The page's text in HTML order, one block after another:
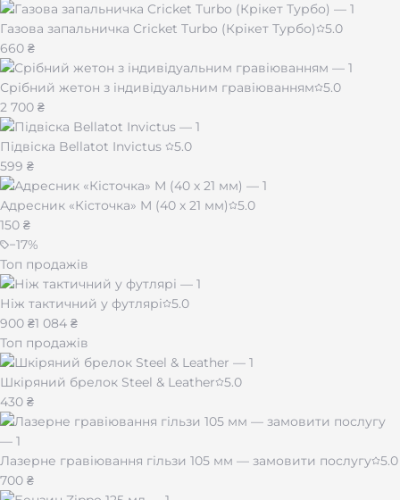
Газова запальничка Cricket Turbo (Крікет Турбо)
5.0
660 ₴
Срібний жетон з індивідуальним гравіюванням
5.0
2 700 ₴
Підвіска Bellatot Invictus
5.0
599 ₴
Адресник «Кісточка» M (40 х 21 мм)
5.0
150 ₴
−17%
Топ продажів
Ніж тактичний у футлярі
5.0
900 ₴1 084 ₴
Топ продажів
Шкіряний брелок Steel & Leather
5.0
430 ₴
Лазерне гравіювання гільзи 105 мм — замовити послугу 5.0
700 ₴